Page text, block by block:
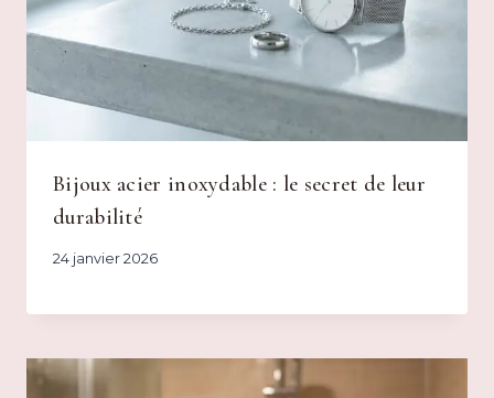
Bijoux acier inoxydable : le secret de leur
durabilité
24 janvier 2026